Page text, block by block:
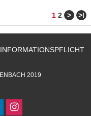
1 2 > >ǀ
INFORMATIONSPFLICHT
2019